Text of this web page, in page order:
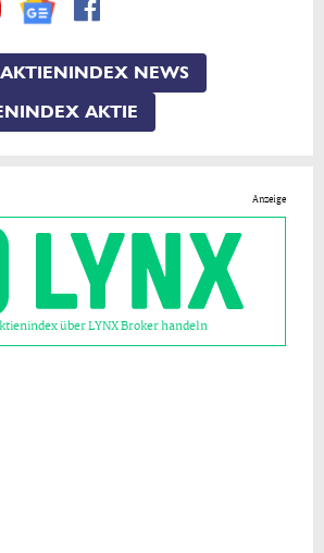
NEWS
AKTIE
Anzeige
über LYNX Broker handeln